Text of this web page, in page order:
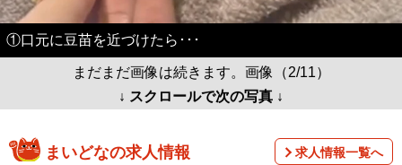
①口元に豆苗を近づけたら･･･
まだまだ画像は続きます。画像（2/11）
↓ スクロールで次の写真 ↓
まいどなの求人情報 求人情報一覧へ